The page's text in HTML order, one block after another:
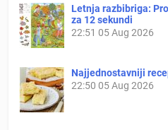
Letnja razbibriga:
za 12 sekundi
22:51 05 Aug 2026
Najjednostavniji
22:50 05 Aug 2026